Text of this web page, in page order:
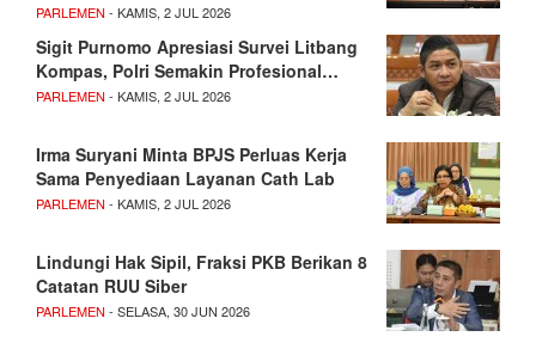
PARLEMEN - KAMIS, 2 JUL 2026
Sigit Purnomo Apresiasi Survei Litbang
Kompas, Polri Semakin Profesional…
PARLEMEN - KAMIS, 2 JUL 2026
Irma Suryani Minta BPJS Perluas Kerja
Sama Penyediaan Layanan Cath Lab
PARLEMEN - KAMIS, 2 JUL 2026
Lindungi Hak Sipil, Fraksi PKB Berikan 8
Catatan RUU Siber
PARLEMEN - SELASA, 30 JUN 2026